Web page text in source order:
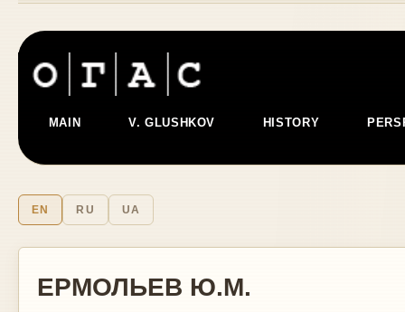
MAIN V. GLUSHKOV HISTORY
EN RU UA
ЕРМОЛЬЕВ Ю.М.